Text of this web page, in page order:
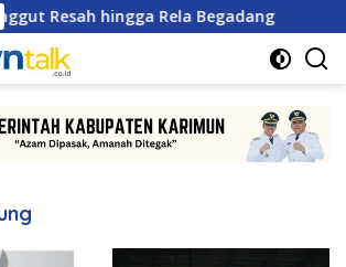
hingga Rela Begadang